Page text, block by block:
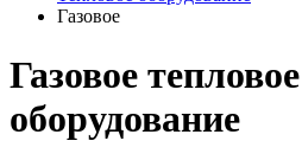
Газовое
Газовое тепловое
оборудование